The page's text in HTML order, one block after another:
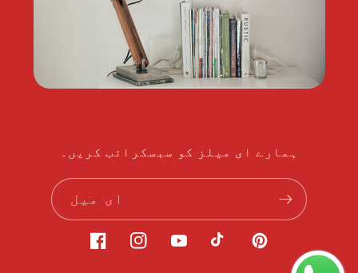
ہمارے ای میلز کو سبسکرائب کریں۔
ای میل
فیس
انسٹاگرام
یوٹیوب
ٹک
پنٹیرسٹ